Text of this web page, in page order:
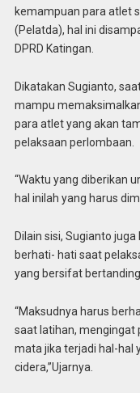
kemampuan para atlet
(Pelatda), hal ini
DPRD Katingan.
Dikatakan Sugianto,
mampu
para atlet yang akan
pelaksaan perlombaan.
“Waktu yang diberikan
hal inilah yang harus
Dilain sisi, Sugianto
berhati- hati saat
yang bersifat
“Maksudnya harus
saat latihan, mengingat
mata jika terjadi hal-hal
cidera,”Ujarnya.